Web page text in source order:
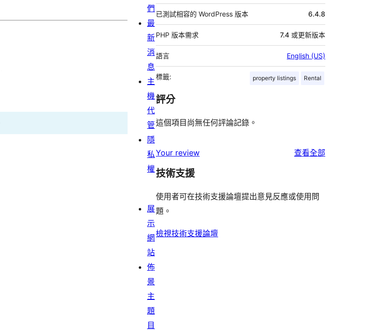
已測試相容的 WordPress 版本 6.4.8
PHP 版本需求 7.4 或更新版本
語言 English (US)
標籤: property listings Rental
評分
這個項目尚無任何評論記錄。
Your review 查看全部
技術支援
使用者可在技術支援論壇提出意見反應或使用問
題。
檢視技術支援論壇
們
最
新
消
息
主
機
代
管
隱
私
權
展
示
網
站
佈
景
主
題
目